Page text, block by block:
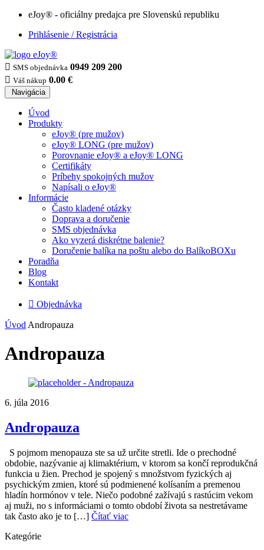
eJoy® - oficiálny predajca pre Slovenskú republiku
Prihlásenie / Registrácia
 SMS objednávka 0949 209 200
 Váš nákup 0.00 €
Navigácia
Úvod
Produkty
eJoy® (pre mužov)
eJoy® LONG (pre mužov)
Porovnanie eJoy® a eJoy® LONG
Certifikáty
Príbehy spokojných mužov
Napísali o eJoy®
Informácie
Často kladené otázky
Doprava a doručenie
SMS objednávka
Ako vyzerá diskrétne balenie?
Doručenie balíka na poštu alebo do BalíkoBOXu
Poradňa
Blog
Kontakt
 Objednávka
Úvod Andropauza
Andropauza
6. júla 2016
Andropauza
S pojmom menopauza ste sa už určite stretli. Ide o prechodné
obdobie, nazývanie aj klimaktérium, v ktorom sa končí reprodukčná
funkcia u žien. Prechod je spojený s množstvom fyzických aj
psychickým zmien, ktoré sú podmienené kolísaním a premenou
hladín hormónov v tele. Niečo podobné zažívajú s rastúcim vekom
aj muži, no s informáciami o tomto období života sa nestretávame
tak často ako je to […] Čítať viac
Kategórie